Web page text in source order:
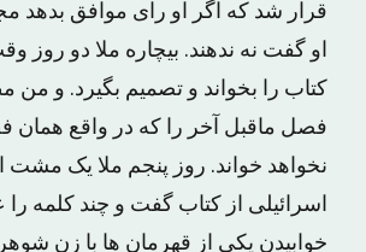
قرار شد که اگر او رای موافق بدهد
او گفت نه ندهند. بیچاره ملا دو روز
کتاب را بخواند و تصمیم بگیرد. و من
فصل ماقبل آخر را که در واقع همان
نخواهد خواند. روز پنجم ملا یک مشت
اسرائیلی از کتاب گفت و چند کلمه
خوابیدن یکی از قهرمان ها با زن شوهر